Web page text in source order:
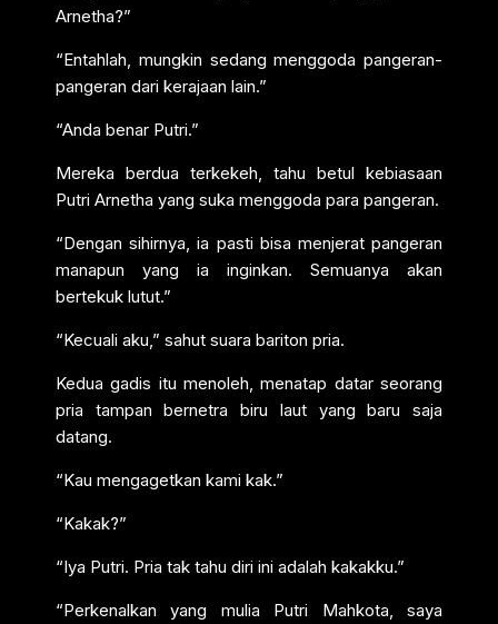
Arnetha?”
“Entahlah, mungkin sedang menggoda pangeran-
pangeran dari kerajaan lain.”
“Anda benar Putri.”
Mereka berdua terkekeh, tahu betul kebiasaan
Putri Arnetha yang suka menggoda para pangeran.
“Dengan sihirnya, ia pasti bisa menjerat pangeran
manapun yang ia inginkan. Semuanya akan
bertekuk lutut.”
“Kecuali aku,” sahut suara bariton pria.
Kedua gadis itu menoleh, menatap datar seorang
pria tampan bernetra biru laut yang baru saja
datang.
“Kau mengagetkan kami kak.”
“Kakak?”
“Iya Putri. Pria tak tahu diri ini adalah kakakku.”
“Perkenalkan yang mulia Putri Mahkota, saya